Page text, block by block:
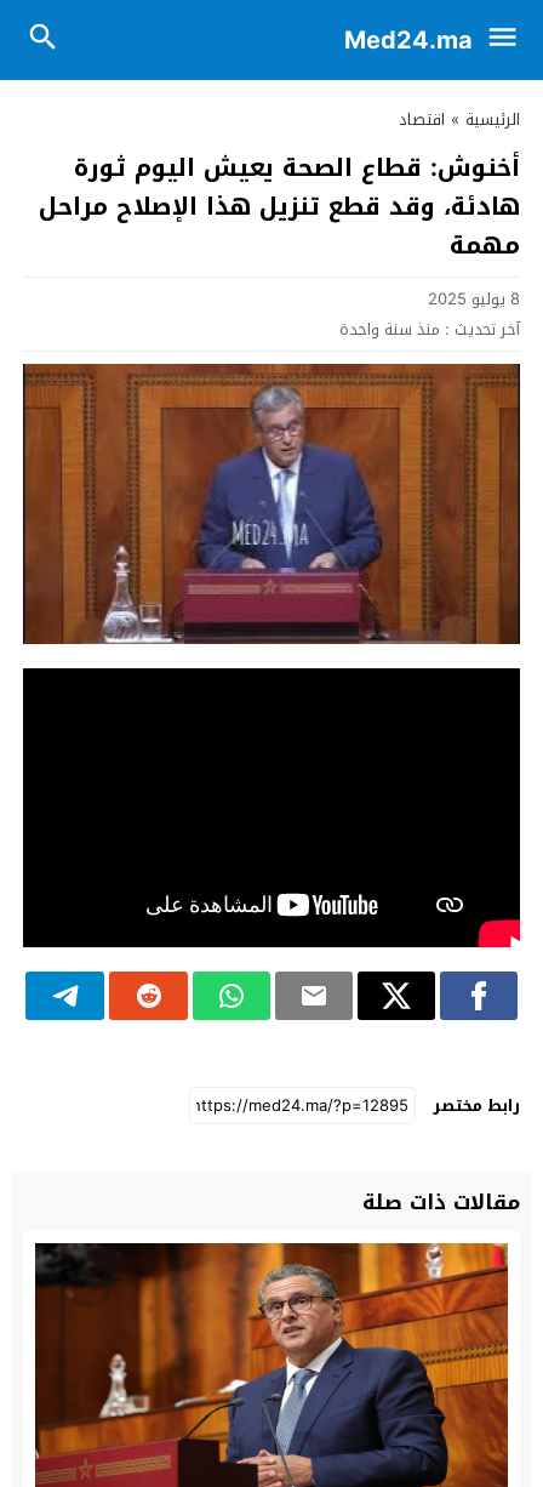
Med24.ma
الرئيسية » اقتصاد
أخنوش: قطاع الصحة يعيش اليوم ثورة
هادئة، وقد قطع تنزيل هذا الإصلاح مراحل
مهمة
8 يوليو 2025
آخر تحديث : منذ سنة واحدة
رابط مختصر
مقالات ذات صلة